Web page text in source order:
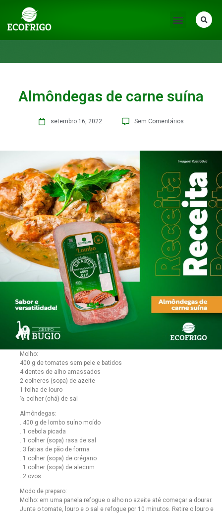
Almôndegas de carne suína
setembro 16, 2022 Sem Comentários
Molho:
400 g de tomates sem pele e batidos
4 dentes de alho amassados
2 colheres (sopa) de azeite
1 folha de louro
½ colher (chá) de sal
Almôndegas:
. 400 g de lombo suíno moído
. 1 cebola picada
. 1 colher (sopa) rasa de sal
. 3 fatias de pão de forma
. 1 colher (sopa) de orégano
. 1 colher (sopa) de alecrim
. 2 ovos
Modo de preparo:
Molho: em uma panela refogue o alho no azeite até começar a dourar.
Junte o tomate, louro e o sal e refogue por 10 minutos. Retire o louro e